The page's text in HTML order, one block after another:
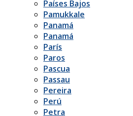
Países Bajos
Pamukkale
Panamá
Panamá
París
Paros
Pascua
Passau
Pereira
Perú
Petra